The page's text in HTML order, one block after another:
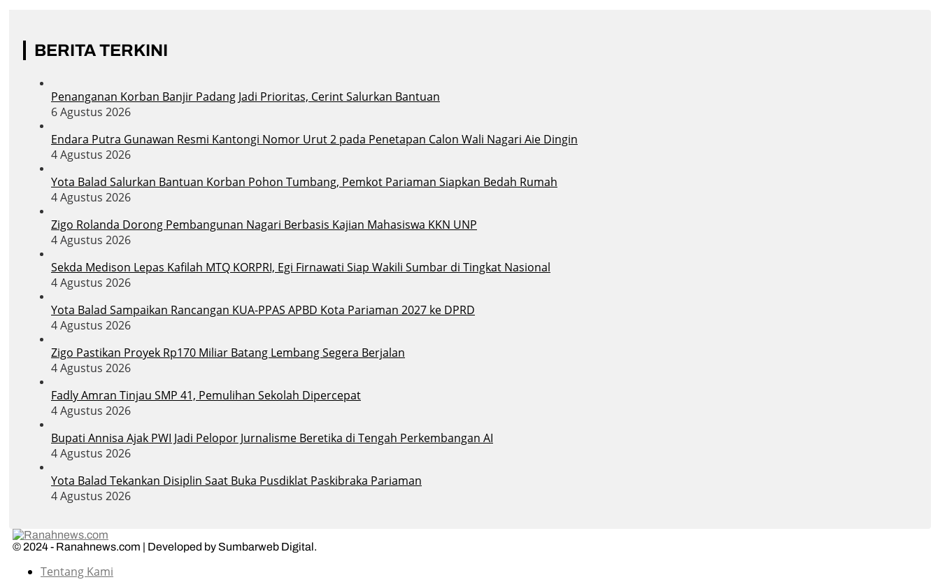
BERITA TERKINI
Penanganan Korban Banjir Padang Jadi Prioritas, Cerint Salurkan Bantuan
6 Agustus 2026
Endara Putra Gunawan Resmi Kantongi Nomor Urut 2 pada Penetapan Calon Wali Nagari Aie Dingin
4 Agustus 2026
Yota Balad Salurkan Bantuan Korban Pohon Tumbang, Pemkot Pariaman Siapkan Bedah Rumah
4 Agustus 2026
Zigo Rolanda Dorong Pembangunan Nagari Berbasis Kajian Mahasiswa KKN UNP
4 Agustus 2026
Sekda Medison Lepas Kafilah MTQ KORPRI, Egi Firnawati Siap Wakili Sumbar di Tingkat Nasional
4 Agustus 2026
Yota Balad Sampaikan Rancangan KUA-PPAS APBD Kota Pariaman 2027 ke DPRD
4 Agustus 2026
Zigo Pastikan Proyek Rp170 Miliar Batang Lembang Segera Berjalan
4 Agustus 2026
Fadly Amran Tinjau SMP 41, Pemulihan Sekolah Dipercepat
4 Agustus 2026
Bupati Annisa Ajak PWI Jadi Pelopor Jurnalisme Beretika di Tengah Perkembangan AI
4 Agustus 2026
Yota Balad Tekankan Disiplin Saat Buka Pusdiklat Paskibraka Pariaman
4 Agustus 2026
© 2024 - Ranahnews.com | Developed by Sumbarweb Digital.
Tentang Kami